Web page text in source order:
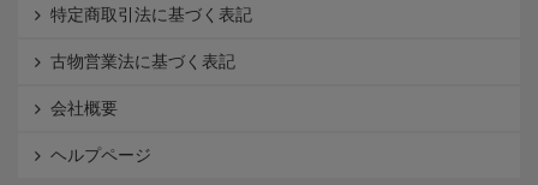
特定商取引法に基づく表記
古物営業法に基づく表記
会社概要
ヘルプページ